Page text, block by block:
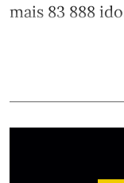
mais 83 888